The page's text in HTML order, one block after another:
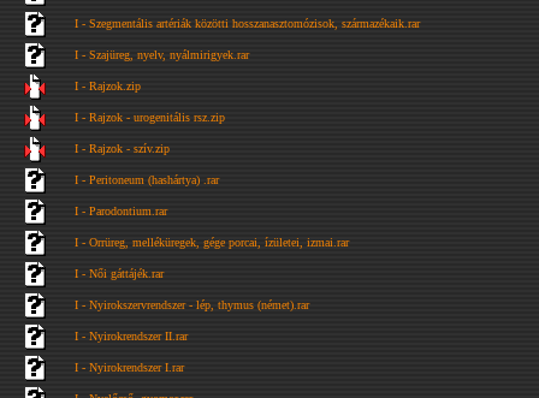
I - Szegmentális artériák közötti hosszanasztomózisok, származékaik.rar
I - Szajüreg, nyelv, nyálmirigyek.rar
I - Rajzok.zip
I - Rajzok - urogenitális rsz.zip
I - Rajzok - szív.zip
I - Peritoneum (hashártya) .rar
I - Parodontium.rar
I - Orrüreg, melléküregek, gége porcai, ízületei, izmai.rar
I - Női gáttájék.rar
I - Nyirokszervrendszer - lép, thymus (német).rar
I - Nyirokrendszer II.rar
I - Nyirokrendszer I.rar